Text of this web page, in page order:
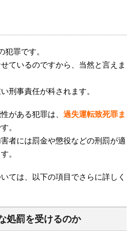
犯罪です。
ているのですから、当然と言えま
刑事責任が科されます。
がある犯罪は、 過失運転致死罪ま
。
者には罰金や懲役などの刑罰が適
。
ては、以下の項目でさらに詳しく
処罰を受けるのか